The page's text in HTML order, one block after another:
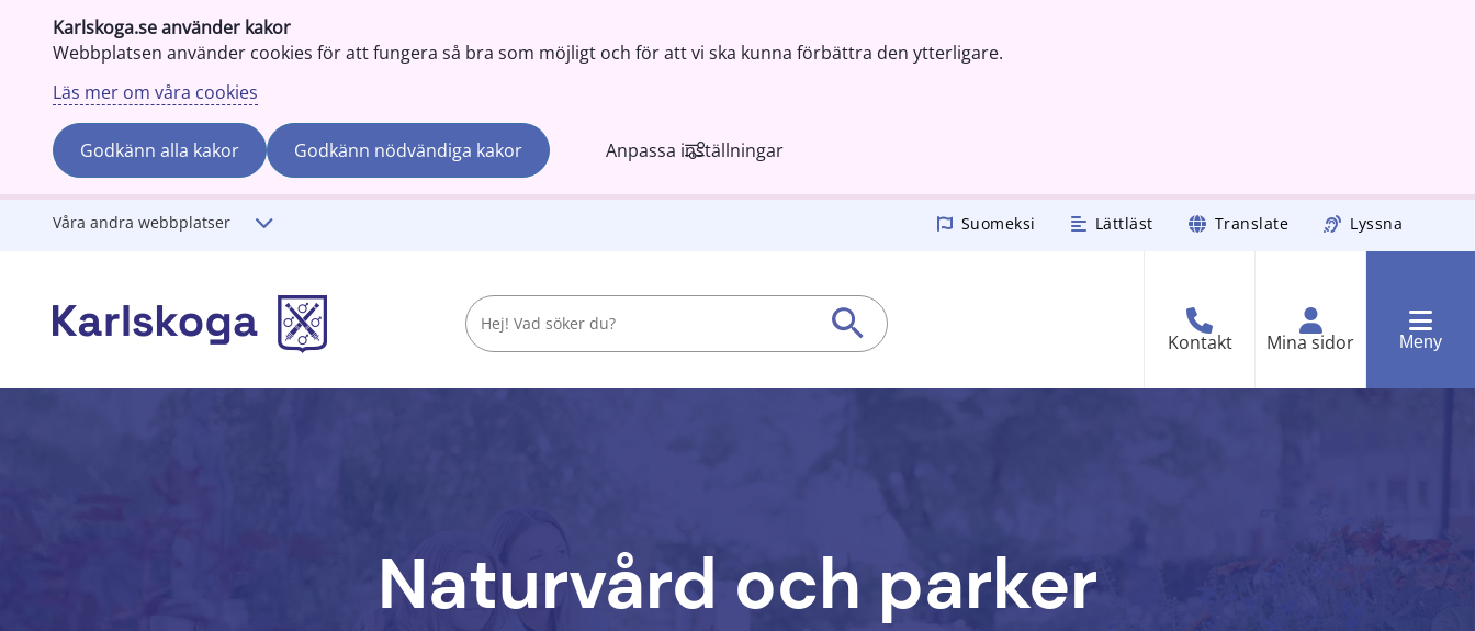
Karlskoga.se använder kakor
Webbplatsen använder cookies för att fungera så bra som möjligt och för att vi ska kunna förbättra den ytterligare.
Läs mer om våra cookies
Godkänn alla kakor Godkänn nödvändiga kakor Anpassa inställningar
Gå till innehåll
Våra andra webbplatser Suomeksi Lättläst Translate Lyssna
Kontakt Mina sidor Meny
Naturvård och parker